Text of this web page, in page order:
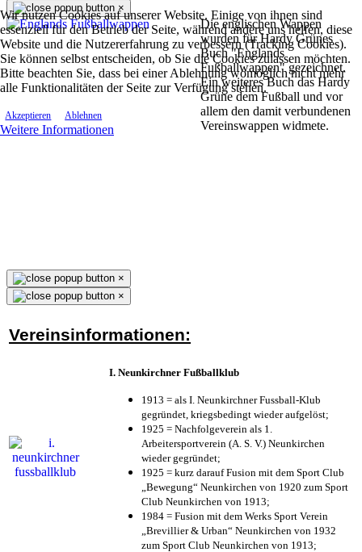
Wir nutzen Cookies auf unserer Website. Einige von ihnen sind
essenziell für den Betrieb der Seite, während andere uns helfen, diese
Website und die Nutzererfahrung zu verbessern (Tracking Cookies).
Sie können selbst entscheiden, ob Sie die Cookies zulassen möchten.
Bitte beachten Sie, dass bei einer Ablehnung womöglich nicht mehr
alle Funktionalitäten der Seite zur Verfügung stehen.
Akzeptieren Ablehnen
Weitere Informationen
×
Die englischen Wappen
wurden für Hardy Grünes
Buch "Englands
Fußballwappen" gezeichnet.
Ein weiteres Buch das Hardy
Grüne dem Fußball und vor
allem den damit verbundenen
Vereinswappen widmete.
×
×
Vereinsinformationen:
I. Neunkirchner Fußballklub
1913 = als I. Neunkirchner Fussball-Klub
gegründet, kriegsbedingt wieder aufgelöst;
1925 = Nachfolgeverein als 1.
Arbeitersportverein (A. S. V.) Neunkirchen
wieder gegründet;
1925 = kurz darauf Fusion mit dem Sport Club
„Bewegung“ Neunkirchen von 1920 zum Sport
Club Neunkirchen von 1913;
1984 = Fusion mit dem Werks Sport Verein
„Brevillier & Urban“ Neunkirchen von 1932
zum Sport Club Neunkirchen von 1913;